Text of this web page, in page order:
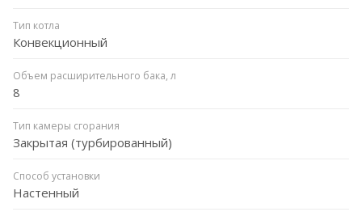
Тип котла
Конвекционный
Объем расширительного бака, л
8
Тип камеры сгорания
Закрытая (турбированный)
Способ установки
Настенный